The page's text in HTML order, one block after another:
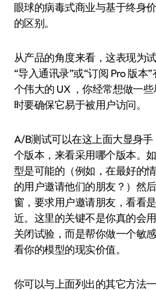
眼球的病毒式商业与基于终身
的区别。
从产品的角度来看，这表现为
“导入通讯录”或“订阅 Pro 版本
个伟大的 UX ，你经常想做一
时要确保它易于被用户访问。
A/B测试可以在这上面大显身
个版本，来看采用哪个版本。
型是可能的（例如，在最好的
的用户邀请他们的朋友？）然
窗，要求用户邀请朋友，看看
近。这里的关键不是你真的会
关闭试验，而是帮你做一个敏
看你的模型的现实价值。
你可以与上面列出的其它方法